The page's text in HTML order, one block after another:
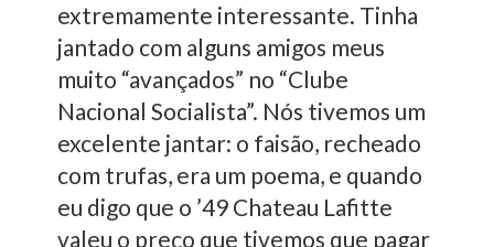
extremamente interessante. Tinha
jantado com alguns amigos meus
muito “avançados” no “Clube
Nacional Socialista”. Nós tivemos um
excelente jantar: o faisão, recheado
com trufas, era um poema, e quando
eu digo que o ’49 Chateau Lafitte
valeu o preço que tivemos que pagar